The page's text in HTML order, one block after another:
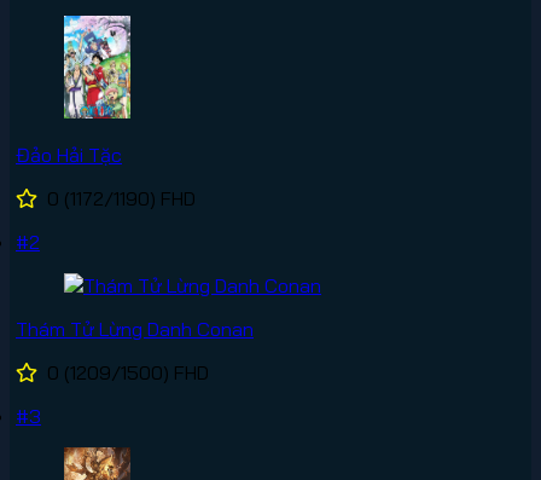
Đảo Hải Tặc
0 (1172/1190) FHD
#2
Thám Tử Lừng Danh Conan
0 (1209/1500) FHD
#3